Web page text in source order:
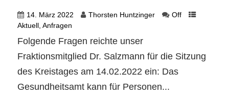
14. März 2022 Thorsten Huntzinger
Off
Aktuell ,Anfragen
Folgende Fragen reichte unser
Fraktionsmitglied Dr. Salzmann für die Sitzung
des Kreistages am 14.02.2022 ein: Das
Gesundheitsamt kann für Personen...